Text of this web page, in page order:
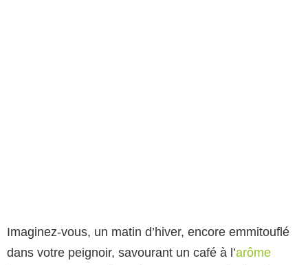
Imaginez-vous, un matin d’hiver, encore emmitouflé
dans votre peignoir, savourant un café à l’arôme